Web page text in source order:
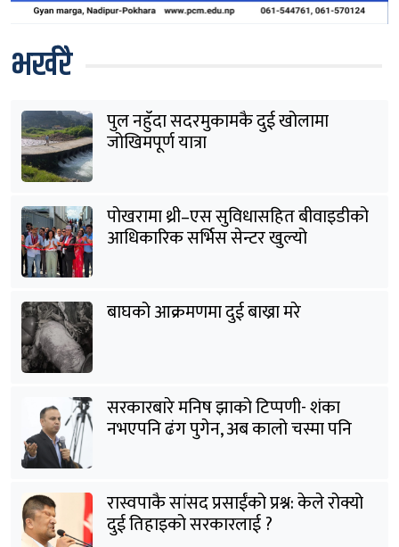
भर्खरै
पुल नहुँदा सदरमुकामकै दुई खोलामा
जोखिमपूर्ण यात्रा
पोखरामा थ्री–एस सुविधासहित बीवाइडीको
आधिकारिक सर्भिस सेन्टर खुल्यो
बाघको आक्रमणमा दुई बाख्रा मरे
सरकारबारे मनिष झाको टिप्पणी- शंका
नभएपनि ढंग पुगेन, अब कालो चस्मा पनि
रास्वपाकै सांसद प्रसाईंको प्रश्न: केले रोक्यो
दुई तिहाइको सरकारलाई ?